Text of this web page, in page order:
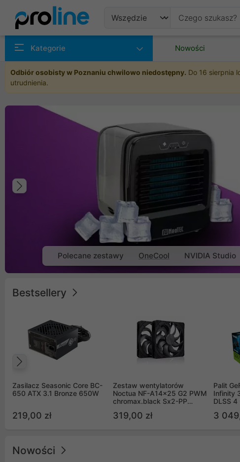
Kategorie Nowości
Odbiór osobisty w Poznaniu chwilowo niedostępny. Do 16 sierpnia
utrudnienia.
Poprzedni
Polecane zestawy OneCool NVIDIA Studio
Bestsellery
Zasilacz Seasonic Core BC-
650 ATX 3.1 Bronze 650W
219,00 zł
Zestaw wentylatorów
Noctua NF-A14x25 G2 PWM
chromax.black Sx2-PP
(2szt)
319,00 zł
Palit
Infinity
DLSS
3
Nowości